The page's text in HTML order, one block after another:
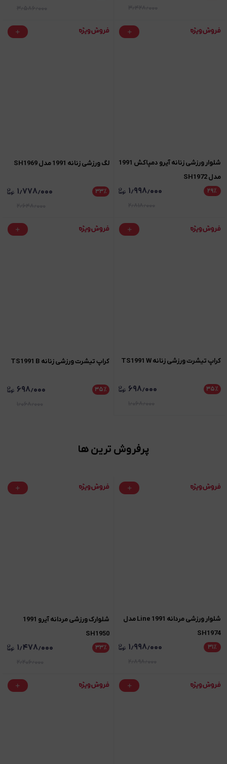
شلوار ورزشی زنانه آیرو دمپاکش 1991
مدل SH1972
۲۹٪ ۱٫۹۹۸٫۰۰۰
لگ ورزشی زنانه 1991 مدل SH1969
۳۳٪ ۱٫۷۷۸٫۰۰۰
کراپ تیشرت ورزشی زنانه TS1991 W
۳۵٪ ۶۹۸٫۰۰۰
کراپ تیشرت ورزشی زنانه TS1991 B
۳۵٪ ۶۹۸٫۰۰۰
پرفروش ترین ها
شلوار ورزشی مردانه Line 1991 مدل
SH1974
۳۱٪ ۱٫۹۹۸٫۰۰۰
شلوارک ورزشی مردانه آیرو 1991
SH1950
۳۳٪ ۱٫۴۷۸٫۰۰۰